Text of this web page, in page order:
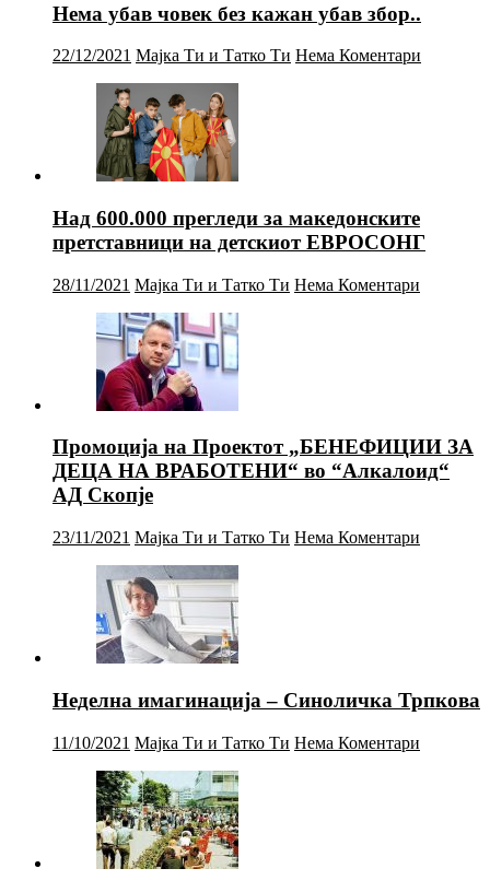
Нема убав човек без кажан убав збор..
22/12/2021 Мајка Ти и Татко Ти Нема Коментари
Над 600.000 прегледи за македонските
претставници на детскиот ЕВРОСОНГ
28/11/2021 Мајка Ти и Татко Ти Нема Коментари
Промоција на Проектот „БЕНЕФИЦИИ ЗА
ДЕЦА НА ВРАБОТЕНИ“ во “Алкалоид“
АД Скопје
23/11/2021 Мајка Ти и Татко Ти Нема Коментари
Неделна имагинација – Синоличка Трпкова
11/10/2021 Мајка Ти и Татко Ти Нема Коментари